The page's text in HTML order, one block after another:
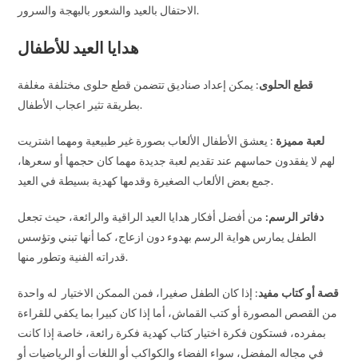
الاحتفال بالعيد والشعور بالبهجة والسرور.
هدايا العيد للأطفال
قطع الحلوى: يمكن إعداد صناديق تتضمن قطع حلوى مختلفة مغلفة
بطريقة تثير اعجاب الأطفال.
لعبة مميزة : يعشق الأطفال الألعاب بصورة غير طبيعية ومهما اشتريت
لهم لا يفقدون حماسهم عند تقديم لعبة جديدة مهما كان حجمها أو سعرها،
جمع بعض الألعاب الصغيرة وقدمها كهدية بسيطة في العيد.
دفاتر الرسم: من أفضل أفكار هدايا العيد الراقية والرائعة، حيث تجعل
الطفل يمارس هواية الرسم بهدوء دون ازعاج، كما أنها تبني وتؤسس
قدراته الفنية وتطور منها.
قصة أو كتاب مفيد: إذا كان الطفل صغيرا، فمن الممكن الاختيار له واحدة
من القصص المصورة أو كتب القماش، أما إذا كان كبيرا بما يكفي للقراءة
بمفرده، فستكون فكرة اختيار كتاب كهدية فكرة رائعة، خاصة إذا كانت
في مجاله المفضل، سواء الفضاء والكواكب أو اللغات أو الرياضيات أو